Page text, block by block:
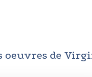
oeuvres de